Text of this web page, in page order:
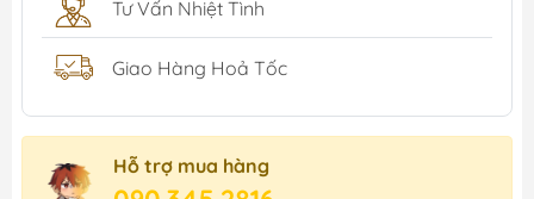
Tư Vấn Nhiệt Tình
Giao Hàng Hoả Tốc
Hỗ trợ mua hàng